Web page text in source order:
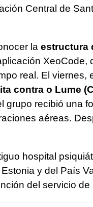
Central de
la estructura
XeoCode,
real. El viernes,
contra o Lume
grupo recibió una
aéreas.
hospital
y del País
del servicio de